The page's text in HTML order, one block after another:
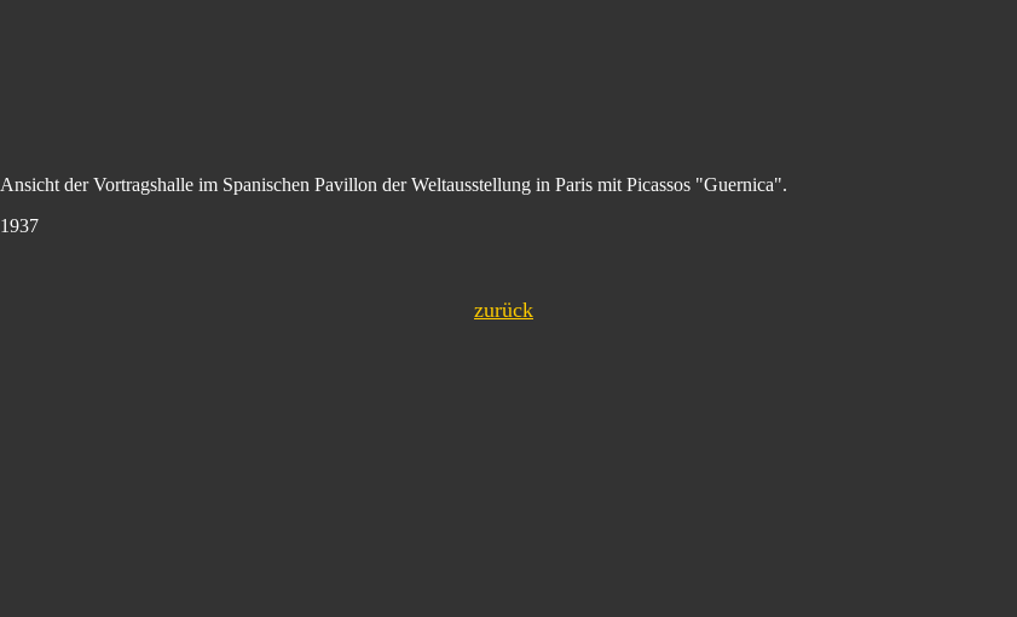
Ansicht der Vortragshalle im Spanischen Pavillon der Weltausstellung in Paris mit Picassos "Guernica".
1937
zurück